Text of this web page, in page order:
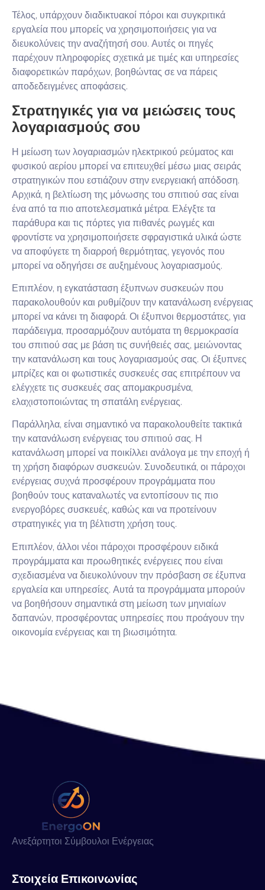
Τέλος, υπάρχουν διαδικτυακοί πόροι και συγκριτικά
εργαλεία που μπορείς να χρησιμοποιήσεις για να
διευκολύνεις την αναζήτησή σου. Αυτές οι πηγές
παρέχουν πληροφορίες σχετικά με τιμές και υπηρεσίες
διαφορετικών παρόχων, βοηθώντας σε να πάρεις
αποδεδειγμένες αποφάσεις.
Στρατηγικές για να μειώσεις τους
λογαριασμούς σου
Η μείωση των λογαριασμών ηλεκτρικού ρεύματος και
φυσικού αερίου μπορεί να επιτευχθεί μέσω μιας σειράς
στρατηγικών που εστιάζουν στην ενεργειακή απόδοση.
Αρχικά, η βελτίωση της μόνωσης του σπιτιού σας είναι
ένα από τα πιο αποτελεσματικά μέτρα. Ελέγξτε τα
παράθυρα και τις πόρτες για πιθανές ρωγμές και
φροντίστε να χρησιμοποιήσετε σφραγιστικά υλικά ώστε
να αποφύγετε τη διαρροή θερμότητας, γεγονός που
μπορεί να οδηγήσει σε αυξημένους λογαριασμούς.
Επιπλέον, η εγκατάσταση έξυπνων συσκευών που
παρακολουθούν και ρυθμίζουν την κατανάλωση ενέργειας
μπορεί να κάνει τη διαφορά. Οι έξυπνοι θερμοστάτες, για
παράδειγμα, προσαρμόζουν αυτόματα τη θερμοκρασία
του σπιτιού σας με βάση τις συνήθειές σας, μειώνοντας
την κατανάλωση και τους λογαριασμούς σας. Οι έξυπνες
μπρίζες και οι φωτιστικές συσκευές σας επιτρέπουν να
ελέγχετε τις συσκευές σας απομακρυσμένα,
ελαχιστοποιώντας τη σπατάλη ενέργειας.
Παράλληλα, είναι σημαντικό να παρακολουθείτε τακτικά
την κατανάλωση ενέργειας του σπιτιού σας. Η
κατανάλωση μπορεί να ποικίλλει ανάλογα με την εποχή ή
τη χρήση διαφόρων συσκευών. Συνοδευτικά, οι πάροχοι
ενέργειας συχνά προσφέρουν προγράμματα που
βοηθούν τους καταναλωτές να εντοπίσουν τις πιο
ενεργοβόρες συσκευές, καθώς και να προτείνουν
στρατηγικές για τη βέλτιστη χρήση τους.
Επιπλέον, άλλοι νέοι πάροχοι προσφέρουν ειδικά
προγράμματα και προωθητικές ενέργειες που είναι
σχεδιασμένα να διευκολύνουν την πρόσβαση σε έξυπνα
εργαλεία και υπηρεσίες. Αυτά τα προγράμματα μπορούν
να βοηθήσουν σημαντικά στη μείωση των μηνιαίων
δαπανών, προσφέροντας υπηρεσίες που προάγουν την
οικονομία ενέργειας και τη βιωσιμότητα.
Ανεξάρτητοι Σύμβουλοι Ενέργειας
Στοιχεία Επικοινωνίας